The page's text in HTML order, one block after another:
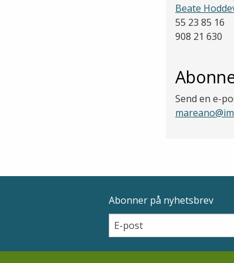
Beate
55 23 85 16
908 21 630
Send en e-
Epostadresse
Abonner på nyhetsbrev
Email